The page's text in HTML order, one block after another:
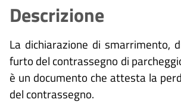
Descrizione
La dichiarazione di smarrimento,
furto del contrassegno di
è un documento che attesta la
del contrassegno.